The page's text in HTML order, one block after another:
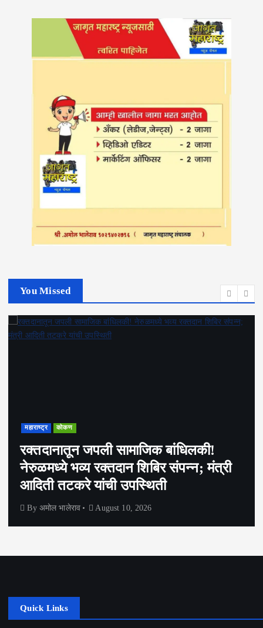
You Missed
महाराष्ट्र कोकण
रक्तदानातून जपली सामाजिक बांधिलकी!
नेरुळमध्ये भव्य रक्तदान शिबिर संपन्न; मंत्री
आदिती तटकरे यांची उपस्थिती
By अमोल भालेराव August 10, 2026
Quick Links